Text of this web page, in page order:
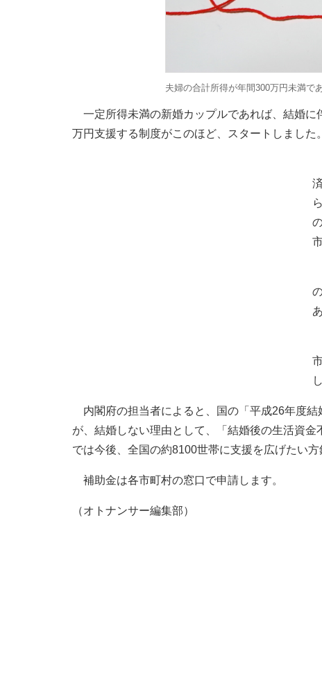
夫婦の合計所得が年間300万円未満で
一定所得未満の新婚カップルであれば、結婚に
万円支援する制度がこのほど、スタートしました。
内閣府の担当者によると、国の「平成26年度結
が、結婚しない理由として、「結婚後の生活資
では今後、全国の約8100世帯に支援を広げたい方
補助金は各市町村の窓口で申請します。
（オトナンサー編集部）